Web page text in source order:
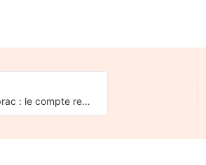
Célébration des 150 ans de la ligne ferroviaire de l’Aubrac : le compte rendu du Midi Libre